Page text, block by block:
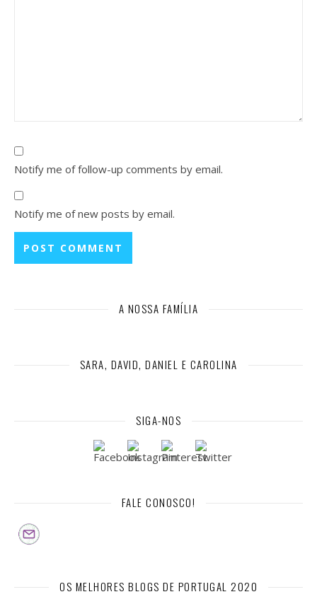
Notify me of follow-up comments by email.
Notify me of new posts by email.
A NOSSA FAMÍLIA
SARA, DAVID, DANIEL E CAROLINA
SIGA-NOS
FALE CONOSCO!
OS MELHORES BLOGS DE PORTUGAL 2020